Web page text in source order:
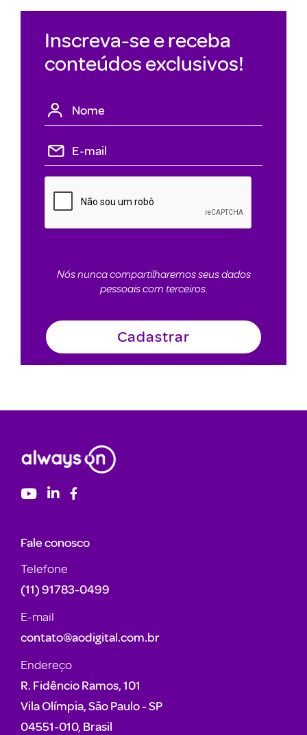
Inscreva-se e receba
conteúdos exclusivos!
Nós nunca compartilharemos seus dados
pessoais com terceiros.
Fale conosco
Telefone
(11) 91783-0499
E-mail
contato@aodigital.com.br
Endereço
R. Fidêncio Ramos, 101
Vila Olímpia, São Paulo - SP
04551-010, Brasil